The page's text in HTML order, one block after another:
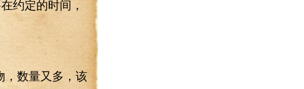
约定的时间，
数量又多，该